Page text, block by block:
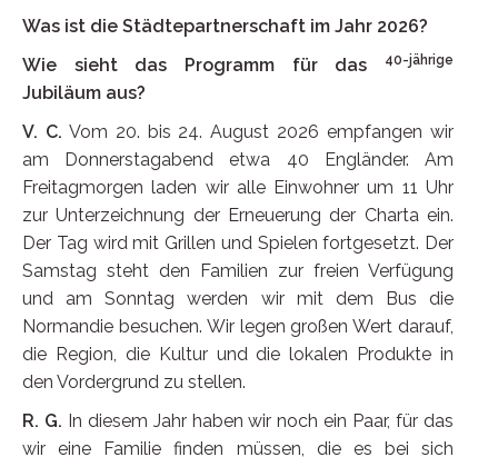
Was ist die Städtepartnerschaft im Jahr 2026?
Wie sieht das Programm für das
40-jährige
Jubiläum aus?
V. C. Vom 20. bis 24. August 2026 empfangen wir
am Donnerstagabend etwa 40 Engländer. Am
Freitagmorgen laden wir alle Einwohner um 11 Uhr
zur Unterzeichnung der Erneuerung der Charta ein.
Der Tag wird mit Grillen und Spielen fortgesetzt. Der
Samstag steht den Familien zur freien Verfügung
und am Sonntag werden wir mit dem Bus die
Normandie besuchen. Wir legen großen Wert darauf,
die Region, die Kultur und die lokalen Produkte in
den Vordergrund zu stellen.
R. G. In diesem Jahr haben wir noch ein Paar, für das
wir eine Familie finden müssen, die es bei sich